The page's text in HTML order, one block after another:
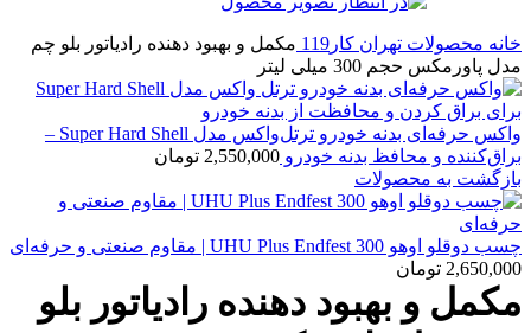
خانه محصولات تهران کار119
مکمل و بهبود دهنده رادیاتور بلو چم
مدل پاورمکس حجم 300 میلی لیتر
واکس حرفه‌ای بدنه خودرو ترتل‌واکس مدل Super Hard Shell –
براق‌کننده و محافظ بدنه خودرو 2,550,000 تومان
بازگشت به محصولات
چسب دوقلو اوهو UHU Plus Endfest 300 | مقاوم صنعتی و حرفه‌ای
2,650,000 تومان
مکمل و بهبود دهنده رادیاتور بلو